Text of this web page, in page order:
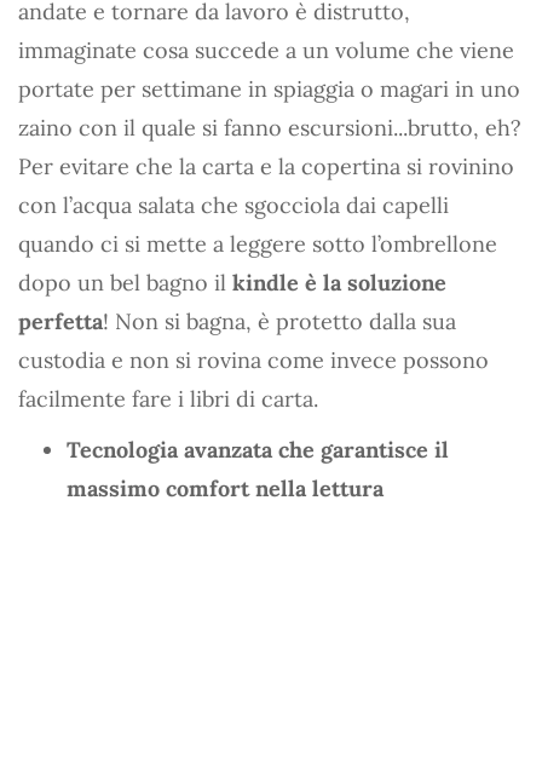
andate e tornare da lavoro è distrutto,
immaginate cosa succede a un volume che viene
portate per settimane in spiaggia o magari in uno
zaino con il quale si fanno escursioni...brutto, eh?
Per evitare che la carta e la copertina si rovinino
con l’acqua salata che sgocciola dai capelli
quando ci si mette a leggere sotto l’ombrellone
dopo un bel bagno il kindle è la soluzione
perfetta! Non si bagna, è protetto dalla sua
custodia e non si rovina come invece possono
facilmente fare i libri di carta.
Tecnologia avanzata che garantisce il
massimo comfort nella lettura